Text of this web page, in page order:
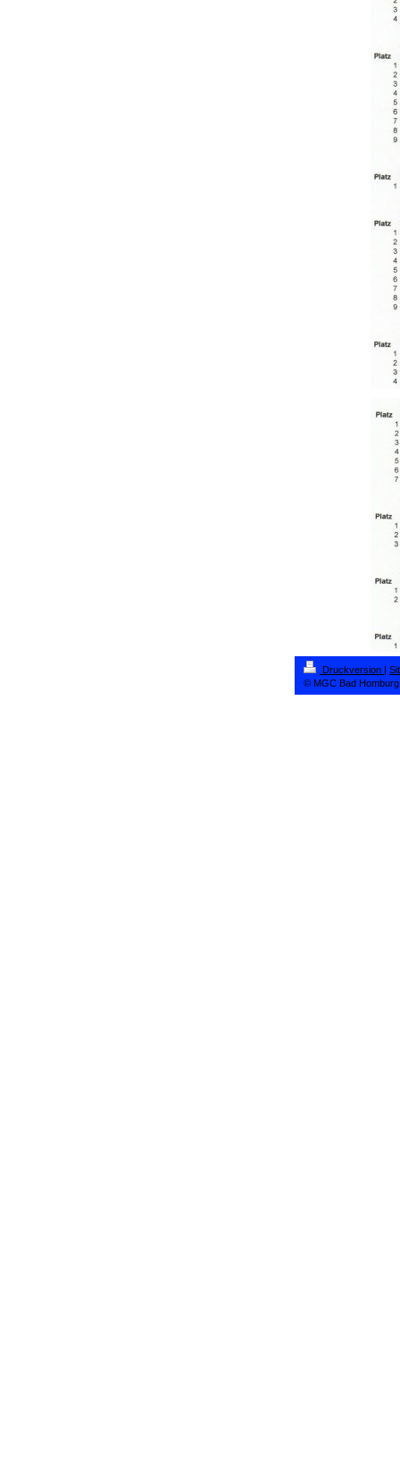
Druckversion |
© MGC Bad Homburg